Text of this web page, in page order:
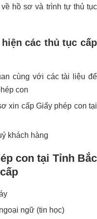
hồ sơ và trình tự thủ tục
các thủ tục cấp
cùng với các tài liệu để
con
xin cấp Giấy phép con tại
khách hàng
con tại Tỉnh Bắc
ngữ (tin học)